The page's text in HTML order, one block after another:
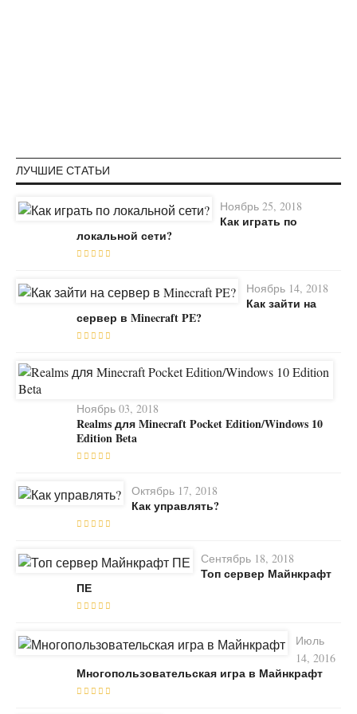
ЛУЧШИЕ СТАТЬИ
Ноябрь 25, 2018
Как играть по
локальной сети?
Ноябрь 14, 2018
Как зайти на
сервер в Minecraft PE?
Ноябрь 03, 2018
Realms для Minecraft Pocket Edition/Windows 10
Edition Beta
Октябрь 17, 2018
Как управлять?
Сентябрь 18, 2018
Топ сервер Майнкрафт
ПЕ
Июль
14, 2016
Многопользовательская игра в Майнкрафт